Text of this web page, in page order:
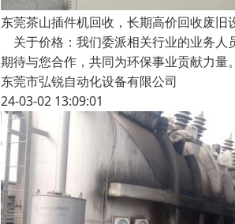
东莞茶山插件机回收，长期高价回收废旧
关于价格：我们委派相关行业的业务人
期待与您合作，共同为环保事业贡献力
东莞市弘锐自动化设备有限公司
24-03-02 13:09:01